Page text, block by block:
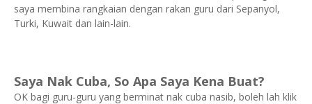
saya membina rangkaian dengan rakan guru dari Sepanyol,
Turki, Kuwait dan lain-lain.
Saya Nak Cuba, So Apa Saya Kena Buat?
OK bagi guru-guru yang berminat nak cuba nasib, boleh lah klik